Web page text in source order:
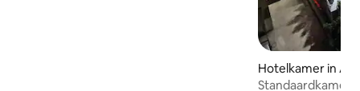
Hotelkamer in
Standaardkamer